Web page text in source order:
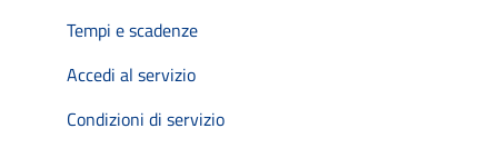
Tempi e scadenze
Accedi al servizio
Condizioni di servizio